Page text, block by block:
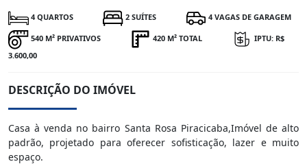
4 QUARTOS 2 SUÍTES 4 VAGAS DE GARAGEM
540 M² PRIVATIVOS 420 M² TOTAL
IPTU: R$
3.600,00
DESCRIÇÃO DO IMÓVEL
Casa à venda no bairro Santa Rosa Piracicaba,Imóvel de alto
padrão, projetado para oferecer sofisticação, lazer e muito
espaço.